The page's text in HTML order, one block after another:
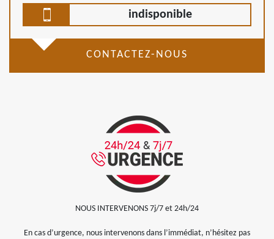
indisponible
CONTACTEZ-NOUS
NOUS INTERVENONS 7j/7 et 24h/24
En cas d’urgence, nous intervenons dans l’immédiat, n’hésitez pas